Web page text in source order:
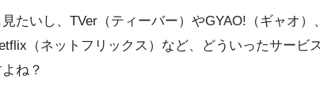
たいし、TVer（ティーバー）やGYAO!（ギャオ）
（ネットフリックス）など、どういったサービ
ね？